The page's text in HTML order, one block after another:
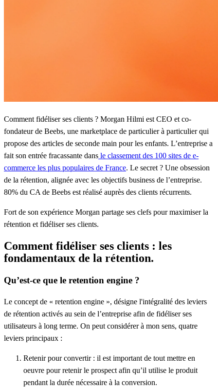
Comment fidéliser ses clients ? Morgan Hilmi est CEO et co-
fondateur de Beebs, une marketplace de particulier à particulier qui
propose des articles de seconde main pour les enfants. L’entreprise a
fait son entrée fracassante dans le classement des 100 sites de e-
commerce les plus populaires de France. Le secret ? Une obsession
de la rétention, alignée avec les objectifs business de l’entreprise.
80% du CA de Beebs est réalisé auprès des clients récurrents.
Fort de son expérience Morgan partage ses clefs pour maximiser la
rétention et fidéliser ses clients.
Comment fidéliser ses clients : les
fondamentaux de la rétention.
Qu’est-ce que le retention engine ?
Le concept de « retention engine », désigne l'intégralité des leviers
de rétention activés au sein de l’entreprise afin de fidéliser ses
utilisateurs à long terme. On peut considérer à mon sens, quatre
leviers principaux :
Retenir pour convertir : il est important de tout mettre en
oeuvre pour retenir le prospect afin qu’il utilise le produit
pendant la durée nécessaire à la conversion.